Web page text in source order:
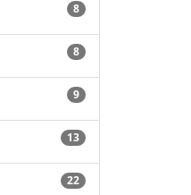
8
8
9
13
22